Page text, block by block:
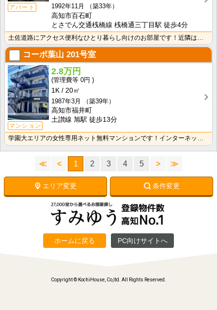
アパート
1992年11月
（築33年）
高知市百石町
とさでん交通桟橋線 桟橋通三丁目駅 徒歩4分
土佐道路にアクセス便利なひとり暮らし向けのお部屋です！近隣はスーパーやコンビニの豊富な暮らしやすいエ･･･
コーポ葉山 201号室
マンション
2.8万円
0円
1K
20㎡
1987年3月
（築39年）
高知市福井町
土讃線 旭駅 徒歩13分
学園大エリアの女性専用ネット無料マンションです！インターネット月額接続使用無料なので、月々の生活費の･･･
≪ < 1 2 3 4 5 > ≫
エリア変更 条件変更
ホームに戻る PC向けサイトへ
Copyright © KochiHouse, Co,ltd. All Rights Reserved.